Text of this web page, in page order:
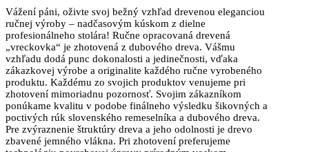
Vážení páni, oživte svoj bežný vzhľad drevenou eleganciou
ručnej výroby – nadčasovým kúskom z dielne
profesionálneho stolára! Ručne opracovaná drevená
„vreckovka“ je zhotovená z dubového dreva. Vášmu
vzhľadu dodá punc dokonalosti a jedinečnosti, vďaka
zákazkovej výrobe a originalite každého ručne vyrobeného
produktu. Každému zo svojich produktov venujeme pri
zhotovení mimoriadnu pozornosť. Svojim zákazníkom
ponúkame kvalitu v podobe finálneho výsledku šikovných a
poctivých rúk slovenského remeselníka a dubového dreva.
Pre zvýraznenie štruktúry dreva a jeho odolnosti je drevo
zbavené jemného vlákna. Pri zhotovení preferujeme